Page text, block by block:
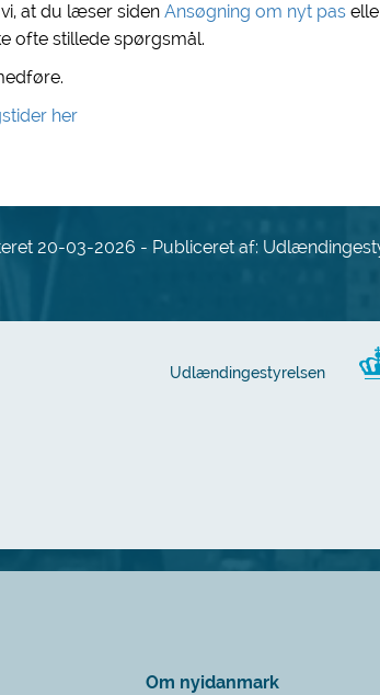
at du læser siden Ansøgning om nyt pas
ofte stillede spørgsmål.
her
20-03-2026 - Publiceret af:
Udlændingestyrelsen
Om nyidanmark